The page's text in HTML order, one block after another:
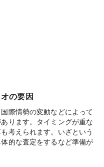
の要因
際情勢の変動などによって
ります。タイミングが重な
考えられます。いざという
的な査定をするなど準備が